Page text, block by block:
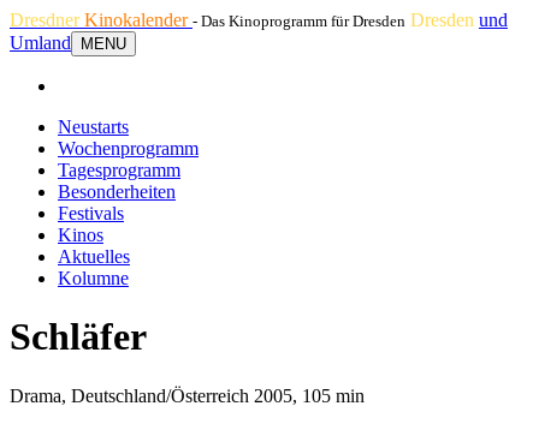
DresdnerKinokalender - Das Kinoprogramm für Dresden Dresden und
Umland
MENU
Neustarts
Wochenprogramm
Tagesprogramm
Besonderheiten
Festivals
Kinos
Aktuelles
Kolumne
Schläfer
Drama, Deutschland/Österreich 2005, 105 min